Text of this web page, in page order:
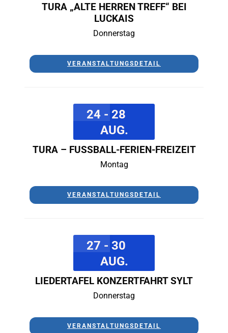
TURA „ALTE HERREN TREFF“ BEI
LUCKAIS
Donnerstag
VERANSTALTUNGSDETAIL
24 - 28
AUG.
TURA – FUSSBALL-FERIEN-FREIZEIT
Montag
VERANSTALTUNGSDETAIL
27 - 30
AUG.
LIEDERTAFEL KONZERTFAHRT SYLT
Donnerstag
VERANSTALTUNGSDETAIL